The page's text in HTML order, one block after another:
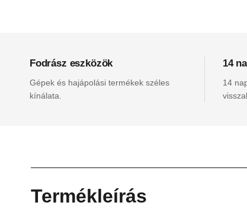
Fodrász eszközök
Gépek és hajápolási termékek széles
kínálata.
14
14
Termékleírás